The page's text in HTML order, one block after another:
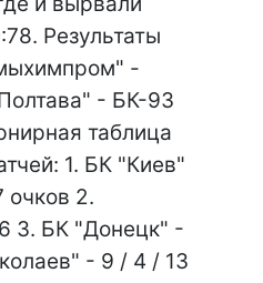
Результаты
-
- БК-93
таблица
1. БК "Киев"
очков 2.
3. БК "Донецк" -
- 9 / 4 / 13